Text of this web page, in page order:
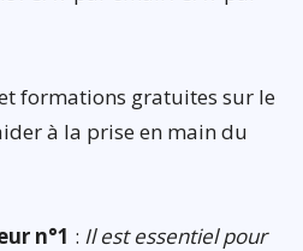
formations gratuites sur le
à la prise en main du
n°1 : Il est essentiel pour